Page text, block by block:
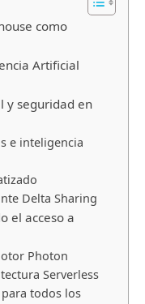
como
Artificial
y seguridad en
e inteligencia
Delta Sharing
el acceso a
Photon
Serverless
todos los